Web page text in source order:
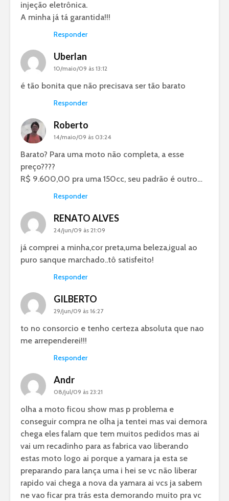
injeção eletrônica.
A minha já tá garantida!!!
Responder
Uberlan
10/maio/09 às 13:12
é tão bonita que não precisava ser tão barato
Responder
Roberto
14/maio/09 às 03:24
Barato? Para uma moto não completa, a esse
preço????
R$ 9.600,00 pra uma 150cc, seu padrão é outro…
Responder
RENATO ALVES
24/jun/09 às 21:09
já comprei a minha,cor preta,uma beleza,igual ao
puro sanque marchado..tô satisfeito!
Responder
GILBERTO
29/jun/09 às 16:27
to no consorcio e tenho certeza absoluta que nao
me arrependerei!!!
Responder
Andr
08/jul/09 às 23:21
olha a moto ficou show mas p problema e
conseguir compra ne olha ja tentei mas vai demora
chega eles falam que tem muitos pedidos mas ai
vai um recadinho para as fabrica vao liberando
estas moto logo ai porque a yamara ja esta se
preparando para lança uma i hei se vc não liberar
rapido vai chega a nova da yamara ai vcs ja sabem
ne vao ficar pra trás esta demorando muito pra vc